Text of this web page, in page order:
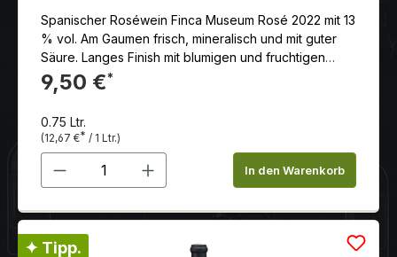
Spanischer Roséwein Finca Museum Rosé 2022 mit 13
% vol. Am Gaumen frisch, mineralisch und mit guter
Säure. Langes Finish mit blumigen und fruchtigen
Noten, die Lust auf mehr machen.
9,50 €*
0.75 Ltr.
(12,67 €* / 1 Ltr.)
Produkt Anzahl: Gib denIn den Warenkorb
✦ Tipp.